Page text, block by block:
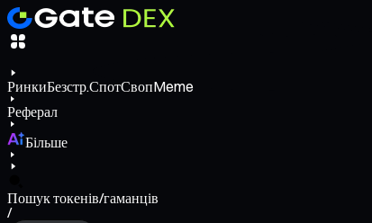
РинкиБезстр.СпотСвопMeme
Реферал
Більше
Пошук токенів/гаманців
/